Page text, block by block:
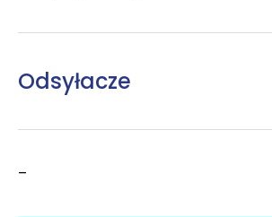
Odsyłacze
–